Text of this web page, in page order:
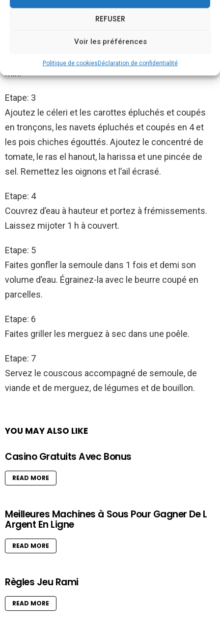
REFUSER
Voir les préférences
Politique de cookiesDéclaration de confidentialité
Faites-y colorer les oignons, retirez-les et mettez
l’agneau et le poulet à la place. Faites revenir quelques
min.
Etape: 3
Ajoutez le céleri et les carottes épluchés et coupés
en tronçons, les navets épluchés et coupés en 4 et
les pois chiches égouttés. Ajoutez le concentré de
tomate, le ras el hanout, la harissa et une pincée de
sel. Remettez les oignons et l’ail écrasé.
Etape: 4
Couvrez d’eau à hauteur et portez à frémissements.
Laissez mijoter 1 h à couvert.
Etape: 5
Faites gonfler la semoule dans 1 fois et demi son
volume d’eau. Égrainez-la avec le beurre coupé en
parcelles.
Etape: 6
Faites griller les merguez à sec dans une poêle.
Etape: 7
Servez le couscous accompagné de semoule, de
viande et de merguez, de légumes et de bouillon.
YOU MAY ALSO LIKE
Casino Gratuits Avec Bonus
READ MORE
Meilleures Machines à Sous Pour Gagner De L
Argent En Ligne
READ MORE
Règles Jeu Rami
READ MORE